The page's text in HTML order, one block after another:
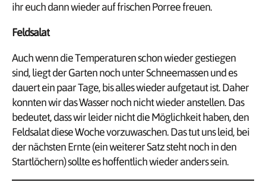
ihr euch dann wieder auf frischen Porree freuen.
Feldsalat
Auch wenn die Temperaturen schon wieder gestiegen
sind, liegt der Garten noch unter Schneemassen und es
dauert ein paar Tage, bis alles wieder aufgetaut ist. Daher
konnten wir das Wasser noch nicht wieder anstellen. Das
bedeutet, dass wir leider nicht die Möglichkeit haben, den
Feldsalat diese Woche vorzuwaschen. Das tut uns leid, bei
der nächsten Ernte (ein weiterer Satz steht noch in den
Startlöchern) sollte es hoffentlich wieder anders sein.